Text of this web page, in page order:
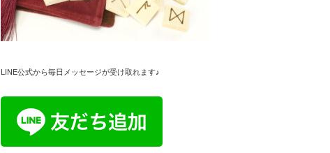
LINE公式から毎日メッセージが受け取れます♪